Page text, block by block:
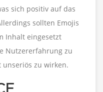
sich positiv auf das
sollten Emojis
Inhalt eingesetzt
Nutzererfahrung zu
zu wirken.